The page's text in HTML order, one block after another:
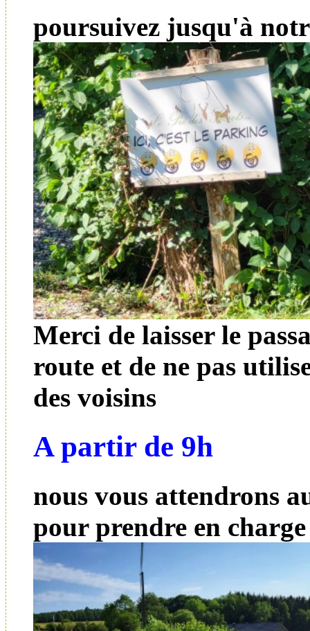
poursuivez jusqu'à
Merci de laisser le
route et de ne pas
des voisins
A partir de 9h
nous vous attendrons
pour prendre en